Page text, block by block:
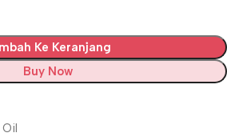
Ke Keranjang
Buy Now